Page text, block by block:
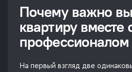
Почему важно
квартиру вместе
профессионалом
На первый взгляд две